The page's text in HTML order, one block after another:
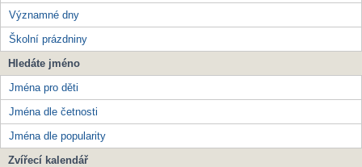
Významné dny
Školní prázdniny
Hledáte jméno
Jména pro děti
Jména dle četnosti
Jména dle popularity
Zvířecí kalendář